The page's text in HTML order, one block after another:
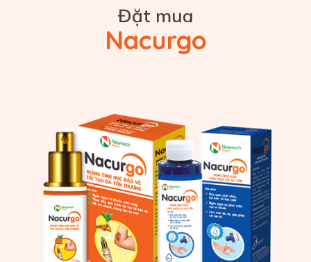
Đặt mua
Nacurgo